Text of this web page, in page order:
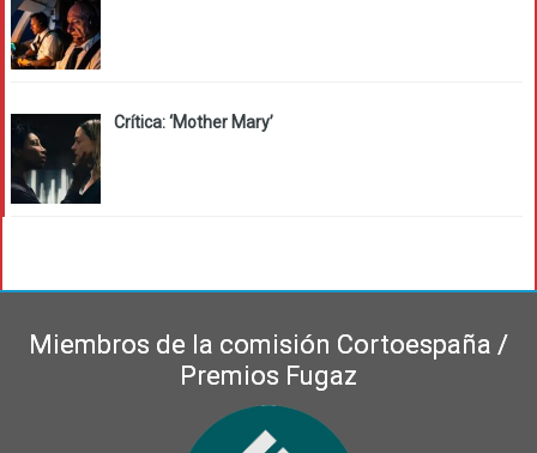
Crítica: ‘Mother Mary’
Miembros de la comisión Cortoespaña /
Premios Fugaz